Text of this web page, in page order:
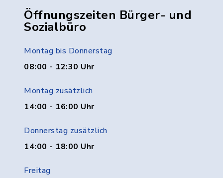
Öffnungszeiten Bürger- und
Sozialbüro
Montag bis Donnerstag
08:00 - 12:30 Uhr
Montag zusätzlich
14:00 - 16:00 Uhr
Donnerstag zusätzlich
14:00 - 18:00 Uhr
Freitag